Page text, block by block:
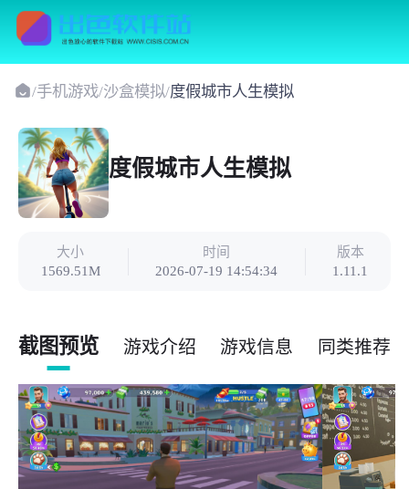
/手机游戏/沙盒模拟/度假城市人生模拟
度假城市人生模拟
大小
1569.51M
时间
2026-07-19 14:54:34
版本
1.11.1
截图预览 游戏介绍 游戏信息 同类推荐